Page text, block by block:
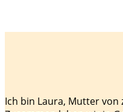
Ich bin Laura, Mutter von